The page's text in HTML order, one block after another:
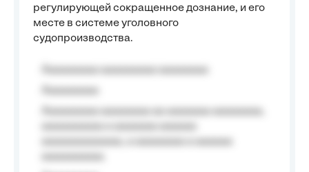
регулирующей сокращенное дознание, и его
месте в системе уголовного
судопроизводства.